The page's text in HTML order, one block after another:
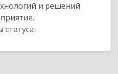
и решений